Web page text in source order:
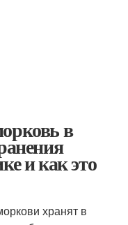
в
и как это
хранят в